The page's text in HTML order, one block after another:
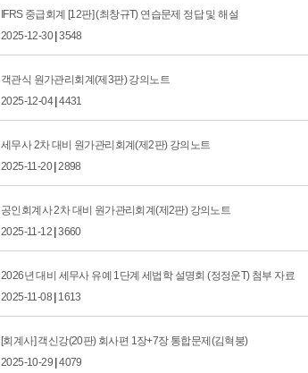
IFRS 중급회계 [12판] (최창규T) 연습문제 정답 및 해설
2025-12-30 3548
객관식 원가관리회계(제3판) 강의노트
2025-12-04 4431
세무사 2차 대비 원가관리회계(제2판) 강의노트
2025-11-20 2898
공인회계사 2차 대비 원가관리회계(제2판) 강의노트
2025-11-12 3660
2026년 대비 세무사 유예 1단계 세법학 설명회 (정정운T) 첨부 자료
2025-11-08 1613
[회계사] 객신강(20판) 회사편 1장+7장 통합문제(김혁붕)
2025-10-29 4079